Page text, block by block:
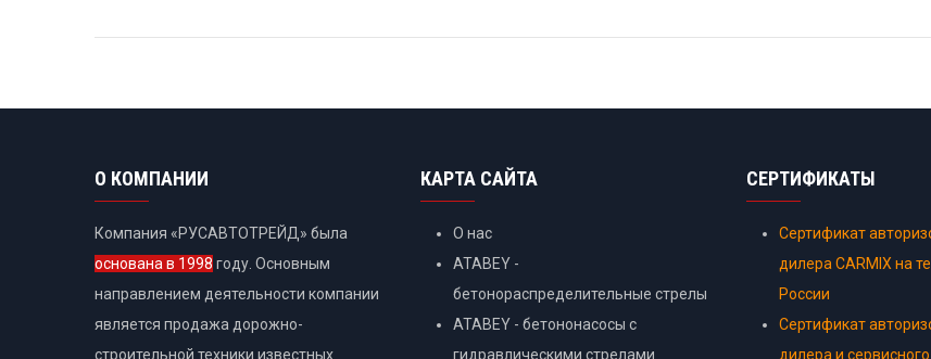
О КОМПАНИИ
Компания «РУСАВТОТРЕЙД» была
основана в 1998 году. Основным
направлением деятельности компании
является продажа дорожно-
строительной техники известных
КАРТА САЙТА
О нас
ATABEY -
бетонораспределительные стрелы
ATABEY - бетононасосы с
гидравлическими стрелами
СЕРТИФИКАТЫ
Сертификат
дилера CARMIX на
России
Сертификат
дилера и